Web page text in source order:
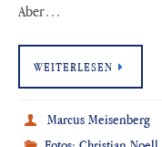
Aber…
WEITERLESEN
Marcus Meisenberg